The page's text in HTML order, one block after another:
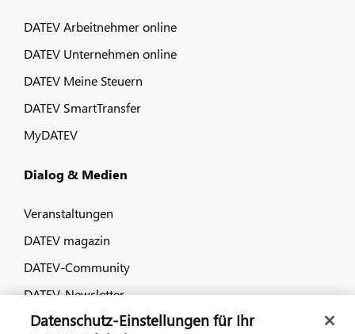
DATEV Arbeitnehmer online
DATEV Unternehmen online
DATEV Meine Steuern
DATEV SmartTransfer
MyDATEV
Dialog & Medien
Veranstaltungen
DATEV magazin
DATEV-Community
DATEV-Newsletter
Datenschutz-Einstellungen für Ihr